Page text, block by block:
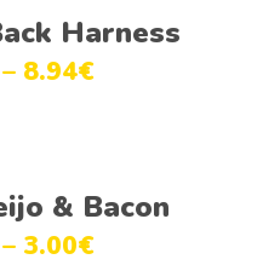
Harness
– 8.94€
& Bacon
– 3.00€